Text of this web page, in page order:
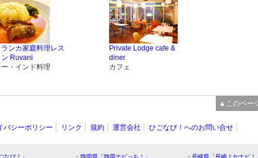
ランカ家庭料理レス
ン Ruvani
ー・インド料理
Private Lodge cafe &
diner
カフェ
▲このペー
バシーポリシー リンク 規約 運営会社 ひごなび！へのお問い合せ
なび！」 ・静岡県「静岡ナビっち！」 ・長崎県「長崎よかナビ！